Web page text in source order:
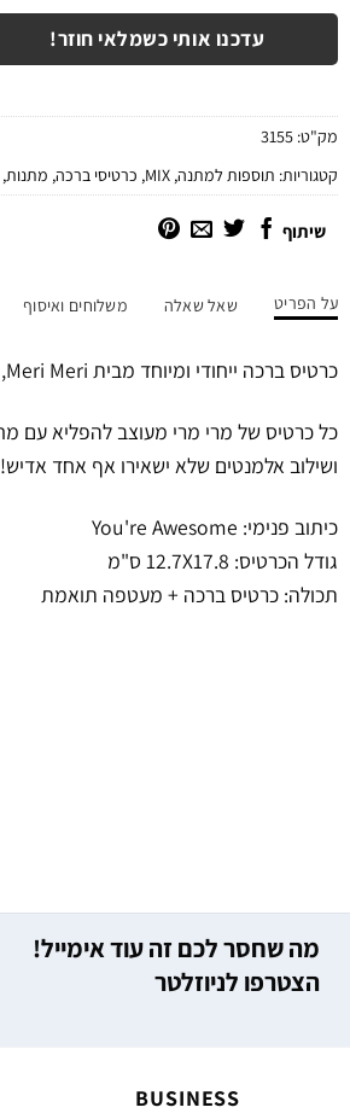
עדכנו אותי כשמלאי חוזר!
מק"ט: 3155
קטגוריות: תוספות למתנה,
MIX
, כרטיסי ברכה, מתנות,
שיתוף
על הפריט שאל שאלה משלוחים ואיסוף
כרטיס ברכה ייחודי ומיוחד מבית Meri Meri, שהוא מתנה בפני עצמה.
כל כרטיס של מרי מרי מעוצב להפליא עם
ושילוב אלמנטים שלא ישאירו אף אחד אדיש!
כיתוב פנימי: You're Awesome
גודל הכרטיס: 12.7X17.8 ס"מ
תכולה: כרטיס ברכה + מעטפה תואמת
מה שחסר לכם זה עוד אימייל!
הצטרפו לניוזלטר
BUSINESS